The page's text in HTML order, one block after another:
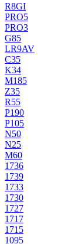
R8GI
PRO5
PRO3
G85
LR9AV
C35
K34
M185
Z35
R55
P190
P105
N50
N25
M60
1736
1739
1733
1730
1727
1717
1715
1095